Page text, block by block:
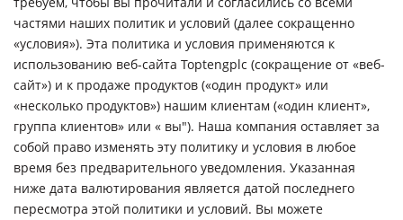
частями наших политик и условий (далее сокращенно
«условия»). Эта политика и условия применяются к
использованию веб-сайта Toptengplc (сокращение от «веб-
сайт») и к продаже продуктов («один продукт» или
«несколько продуктов») нашим клиентам («один клиент»,
группа клиентов» или « вы"). Наша компания оставляет за
собой право изменять эту политику и условия в любое
время без предварительного уведомления. Указанная
ниже дата валютирования является датой последнего
пересмотра этой политики и условий. Вы можете